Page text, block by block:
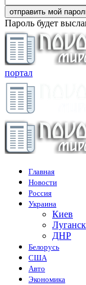
Пароль будет
портал
Главная
Новости
Россия
Украина
Киев
Луганск
ДНР
Белорусь
США
Авто
Экономика